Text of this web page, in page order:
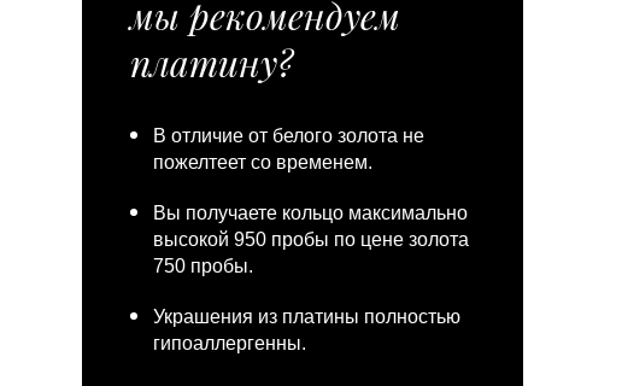
мы рекомендуем
платину?
В отличие от белого золота не
пожелтеет со временем.
Вы получаете кольцо максимально
высокой 950 пробы по цене золота
750 пробы.
Украшения из платины полностью
гипоаллергенны.